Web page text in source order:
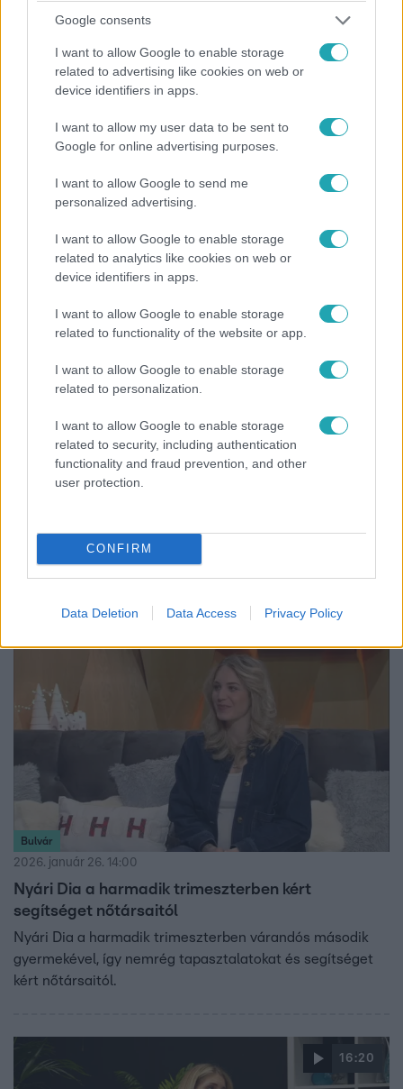
Google consents
I want to allow Google to enable storage
related to advertising like cookies on web or
device identifiers in apps.
I want to allow my user data to be sent to
Google for online advertising purposes.
I want to allow Google to send me
personalized advertising.
I want to allow Google to enable storage
related to analytics like cookies on web or
device identifiers in apps.
I want to allow Google to enable storage
related to functionality of the website or app.
I want to allow Google to enable storage
related to personalization.
I want to allow Google to enable storage
related to security, including authentication
functionality and fraud prevention, and other
user protection.
CONFIRM
Data Deletion Data Access Privacy Policy
2026. február 13. 18:45
Nyári Dia és Hódi Pamela is megszenvedi a
Nyári Dia és Hódi Pamela is migrénnel küzd. Elmondják,
mi segít nekik, a szakértő pedig tanácsot ad
Barátok közt
2026. január 26. 15:20
Barátok közt szereposztás: a színészek, akik
bevésték magukat a tévétörténelembe
nézők millióit szegezte a képernyők elé. Mutatjuk azokat
a művészeket, akik megfordultak a legendás Mátyás
Bulvár
2026. január 26. 14:00
Nyári Dia a harmadik trimeszterben kért
segítséget nőtársaitól
Nyári Dia a harmadik trimeszterben várandós második
gyermekével, így nemrég tapasztalatokat és segítséget
kért nőtársaitól.
16:20